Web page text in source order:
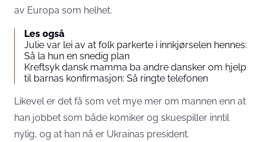
av Europa som helhet.
Les også
Julie var lei av at folk parkerte i innkjørselen hennes:
Så la hun en snedig plan
Kreftsyk dansk mamma ba andre dansker om hjelp
til barnas konfirmasjon: Så ringte telefonen
Likevel er det få som vet mye mer om mannen enn at
han jobbet som både komiker og skuespiller inntil
nylig, og at han nå er Ukrainas president.